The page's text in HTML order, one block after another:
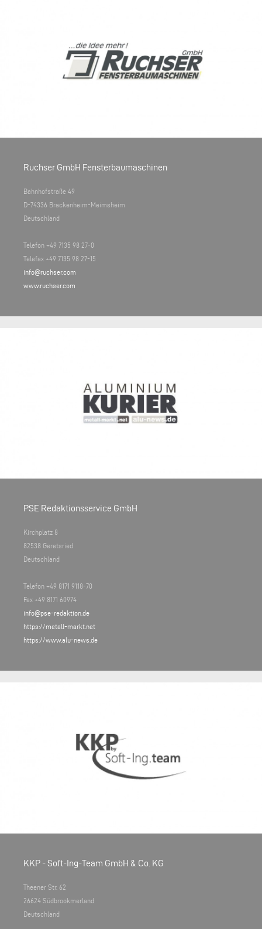
Ruchser GmbH Fensterbaumaschinen
Bahnhofstraße 49
D-74336 Brackenheim-Meimsheim
Deutschland
Telefon +49 7135 98 27-0
Telefax +49 7135 98 27-15
info@ruchser.com
www.ruchser.com
PSE Redaktionsservice GmbH
Kirchplatz 8
82538 Geretsried
Deutschland
Telefon +49 8171 9118-70
Fax +49 8171 60974
info@pse-redaktion.de
https://metall-markt.net
https://www.alu-news.de
KKP - Soft-Ing-Team GmbH & Co. KG
Theener Str. 62
26624 Südbrookmerland
Deutschland